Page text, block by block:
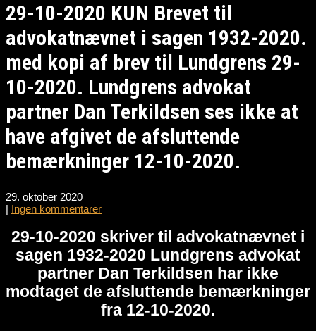
29-10-2020 KUN Brevet til
advokatnævnet i sagen 1932-2020.
med kopi af brev til Lundgrens 29-
10-2020. Lundgrens advokat
partner Dan Terkildsen ses ikke at
have afgivet de afsluttende
bemærkninger 12-10-2020.
29. oktober 2020
| Ingen kommentarer
29-10-2020 skriver til advokatnævnet i
sagen 1932-2020 Lundgrens advokat
partner Dan Terkildsen har ikke
modtaget de afsluttende bemærkninger
fra 12-10-2020.